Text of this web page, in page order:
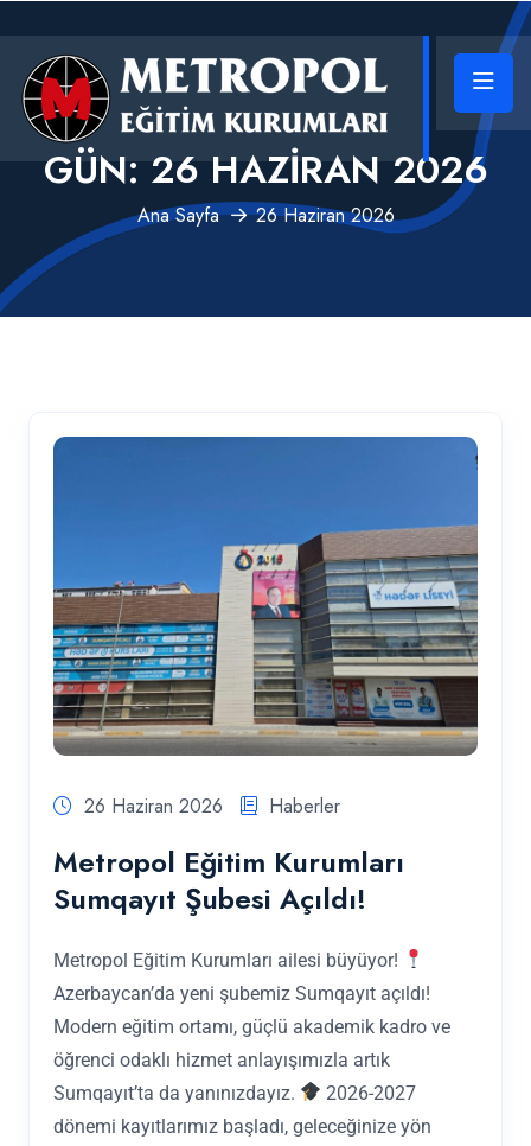
GÜN:26 HAZIRAN 2026
Ana Sayfa 26 Haziran 2026
26 Haziran 2026 Haberler
Metropol Eğitim Kurumları
Sumqayıt Şubesi Açıldı!
Metropol Eğitim Kurumları ailesi büyüyor!
Azerbaycan’da yeni şubemiz Sumqayıt açıldı!
Modern eğitim ortamı, güçlü akademik kadro ve
öğrenci odaklı hizmet anlayışımızla artık
Sumqayıt’ta da yanınızdayız.
2026-2027
dönemi kayıtlarımız başladı, geleceğinize yön